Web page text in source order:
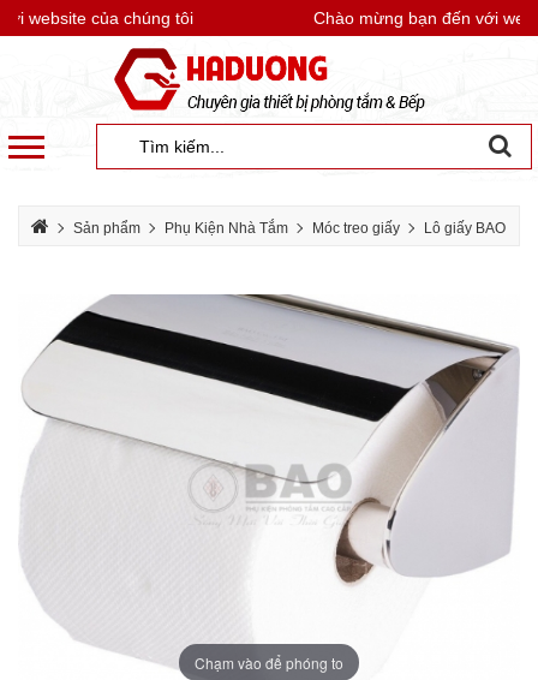
website của chúng tôi Chào mừng bạn đến với
Sản phẩm Phụ Kiện Nhà Tắm Móc treo giấy Lô giấy BAO
Chạm vào để phóng to